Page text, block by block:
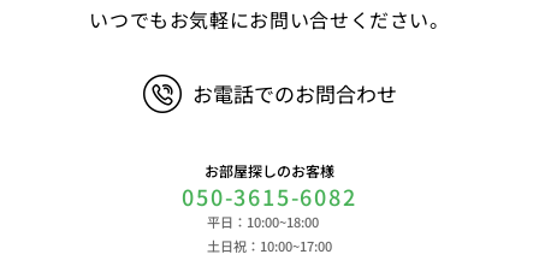
いつでもお気軽にお問い合せください。
お電話でのお問合わせ
お部屋探しのお客様
050-3615-6082
平日：10:00~18:00
土日祝：10:00~17:00